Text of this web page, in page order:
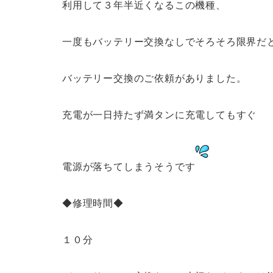
利用して３年半近くなるこの機種、
一度もバッテリー交換なしでそろそろ限界だ
バッテリー交換のご依頼がありました。
充電が一日持たず満タンに充電してもすぐ
電源が落ちてしまうそうです
◆修理時間◆
１０分